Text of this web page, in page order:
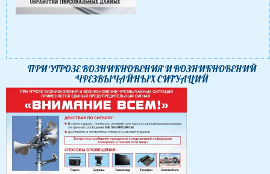
ПРИ УГРОЗЕ ВОЗНИКНОВЕНИЯ И ВОЗНИКНОВЕНИЙ
ЧРЕЗВЫЧАЙНЫХ СИТУАЦИЙ